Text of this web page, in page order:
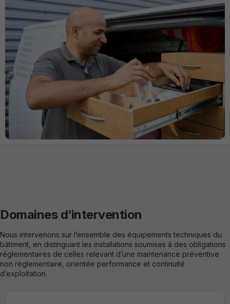
Domaines d’intervention
Nous intervenons sur l’ensemble des équipements techniques du
bâtiment, en distinguant les installations soumises à des obligations
réglementaires de celles relevant d’une maintenance préventive
non réglementaire, orientée performance et continuité
d’exploitation.
Strictement
nécessaires
Ces cookies
ne sont pas
optionnels. Ils
sont
nécessaires au
bon
fonctionnement
du site.
Analytiques /
du site, en
son utilisation.
Experience